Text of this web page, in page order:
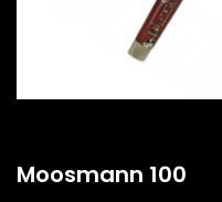
Moosmann 100